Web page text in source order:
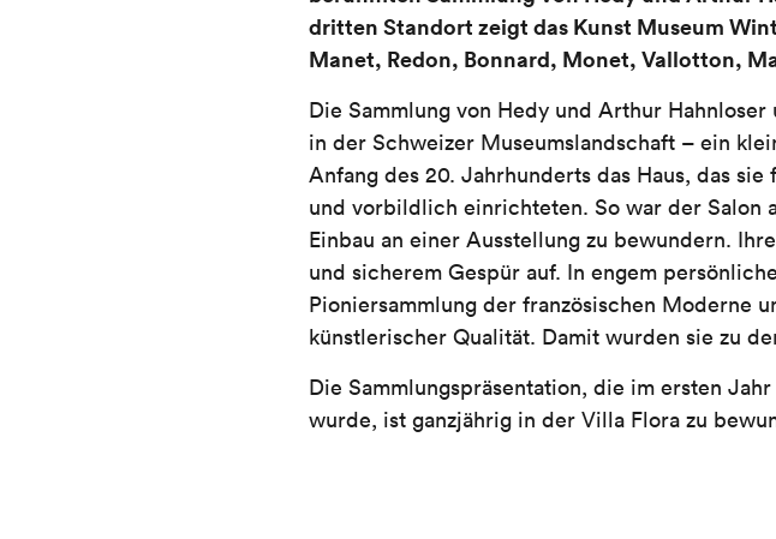
dritten Standort zeigt das Kunst Museum
Manet, Redon, Bonnard, Monet, Vallotton,
Die Sammlung von Hedy und Arthur
in der Schweizer Museumslandschaft – ein
Anfang des 20. Jahrhunderts das Haus, das
und vorbildlich einrichteten. So war der Salon
Einbau an einer Ausstellung zu bewundern.
und sicherem Gespür auf. In engem
Pioniersammlung der französischen Moderne
künstlerischer Qualität. Damit wurden sie zu
Die Sammlungspräsentation, die im ersten
wurde, ist ganzjährig in der Villa Flora zu